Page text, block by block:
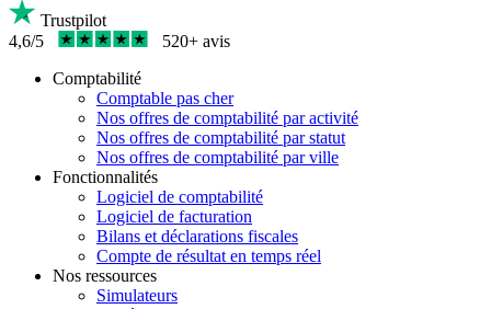
Trustpilot
4,6/5
520+ avis
Comptabilité
Comptable pas cher
Nos offres de comptabilité par activité
Nos offres de comptabilité par statut
Nos offres de comptabilité par ville
Fonctionnalités
Logiciel de comptabilité
Logiciel de facturation
Bilans et déclarations fiscales
Compte de résultat en temps réel
Nos ressources
Simulateurs